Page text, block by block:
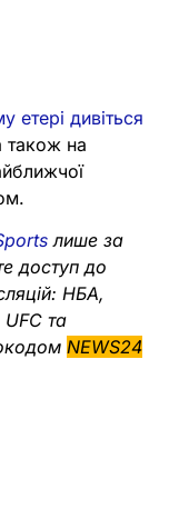
етері дивіться
також на
лише за
доступ до
НБА,
та
NEWS24